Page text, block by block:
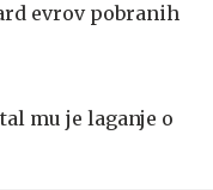
evrov pobranih
mu je laganje o